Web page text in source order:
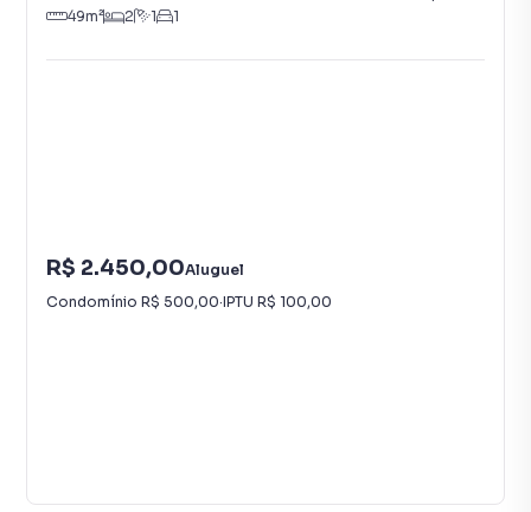
49m² 2 1 1
R$ 2.450,00Aluguel
Condomínio R$ 500,00·IPTU R$ 100,00